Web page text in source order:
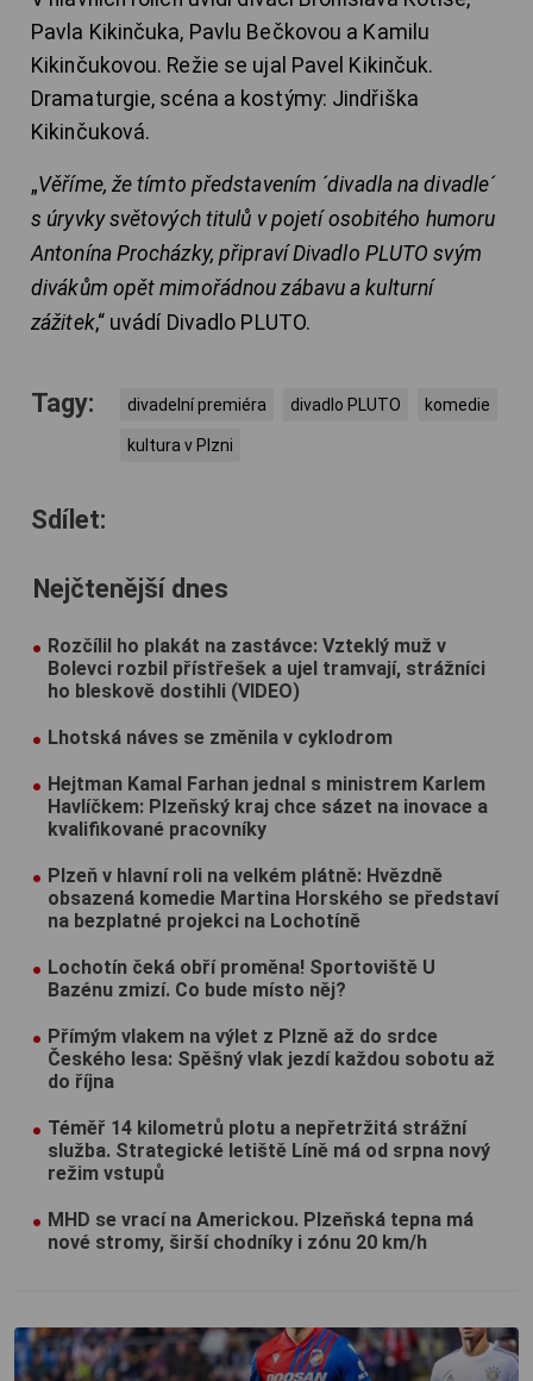
Pavla Kikinčuka, Pavlu Bečkovou a Kamilu
Kikinčukovou. Režie se ujal Pavel Kikinčuk.
Dramaturgie, scéna a kostýmy: Jindřiška
Kikinčuková.
„Věříme, že tímto představením ´divadla na divadle´
s úryvky světových titulů v pojetí osobitého humoru
Antonína Procházky, připraví Divadlo PLUTO svým
divákům opět mimořádnou zábavu a kulturní
zážitek,“ uvádí Divadlo PLUTO.
Tagy: divadelní premiéra divadlo PLUTO komedie
kultura v Plzni
Sdílet:
Nejčtenější dnes
Rozčílil ho plakát na zastávce: Vzteklý muž v
Bolevci rozbil přístřešek a ujel tramvají, strážníci
ho bleskově dostihli (VIDEO)
Lhotská náves se změnila v cyklodrom
Hejtman Kamal Farhan jednal s ministrem Karlem
Havlíčkem: Plzeňský kraj chce sázet na inovace a
kvalifikované pracovníky
Plzeň v hlavní roli na velkém plátně: Hvězdně
obsazená komedie Martina Horského se představí
na bezplatné projekci na Lochotíně
Lochotín čeká obří proměna! Sportoviště U
Bazénu zmizí. Co bude místo něj?
Přímým vlakem na výlet z Plzně až do srdce
Českého lesa: Spěšný vlak jezdí každou sobotu až
do října
Téměř 14 kilometrů plotu a nepřetržitá strážní
služba. Strategické letiště Líně má od srpna nový
režim vstupů
MHD se vrací na Americkou. Plzeňská tepna má
nové stromy, širší chodníky i zónu 20 km/h